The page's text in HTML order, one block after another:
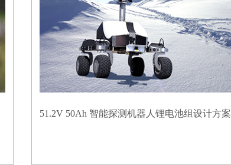
51.2V 50Ah 智能探测机器人锂电池组设计方案